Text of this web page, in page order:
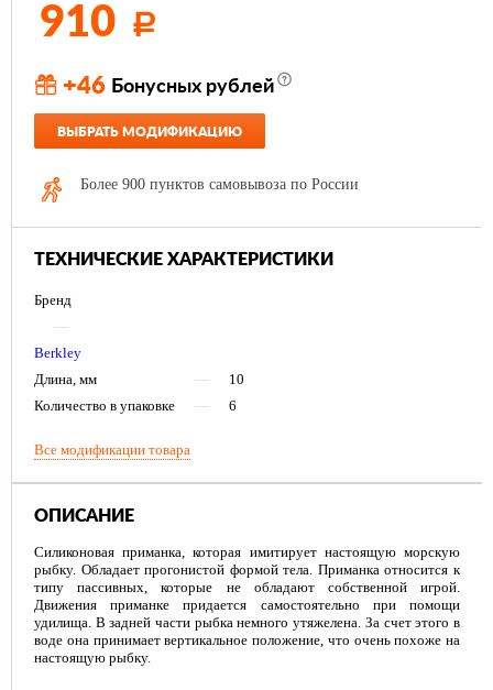
910 Р
+46 Бонусных рублей
ВЫБРАТЬ МОДИФИКАЦИЮ
Более 900 пунктов самовывоза по России
ТЕХНИЧЕСКИЕ ХАРАКТЕРИСТИКИ
Бренд
—
Berkley
Длина, мм
—
10
Количество в упаковке
— 6
Все модификации товара
ОПИСАНИЕ
Силиконовая приманка, которая имитирует настоящую морскую
рыбку. Обладает прогонистой формой тела. Приманка относится к
типу пассивных, которые не обладают собственной игрой.
Движения приманке придается самостоятельно при помощи
удилища. В задней части рыбка немного утяжелена. За счет этого в
воде она принимает вертикальное положение, что очень похоже на
настоящую рыбку.